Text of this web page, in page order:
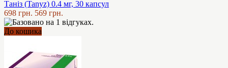
Таніз (Tanyz) 0.4 мг, 30 капсул
698 грн. 569 грн.
До кошика